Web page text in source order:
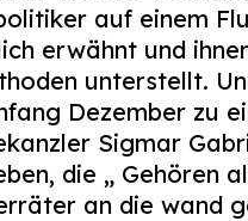
auf einem
erwähnt und
unterstellt.
Dezember zu
Sigmar
die „ Gehören
an die wand